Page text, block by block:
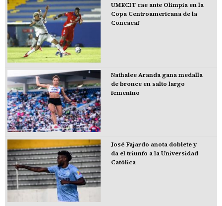
UMECIT cae ante Olimpia en la
Copa Centroamericana de la
Concacaf
Nathalee Aranda gana medalla
de bronce en salto largo
femenino
José Fajardo anota doblete y
da el triunfo a la Universidad
Católica